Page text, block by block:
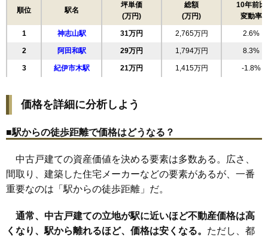
順位 駅名
坪単価
(万円)
総額
(万円)
10年前比
変動率
1 神志山駅 31万円 2,765万円 2.6%
2 阿田和駅 29万円 1,794万円 8.3%
3 紀伊市木駅 21万円 1,415万円 -1.8%
価格を詳細に分析しよう
■駅からの徒歩距離で価格はどうなる？
中古戸建ての資産価値を決める要素は多数ある。広さ、
間取り、建築した住宅メーカーなどの要素があるが、一番
重要なのは「駅からの徒歩距離」だ。
通常、中古戸建ての立地が駅に近いほど不動産価格は高
くなり、駅から離れるほど、価格は安くなる。 ただし、都